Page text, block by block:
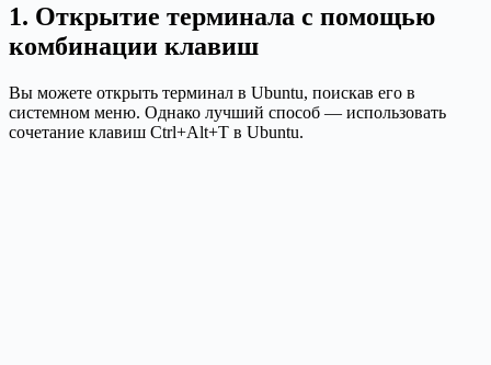
1. Открытие терминала с помощью
комбинации клавиш
Вы можете открыть терминал в Ubuntu, поискав его в
системном меню. Однако лучший способ — использовать
сочетание клавиш Ctrl+Alt+T в Ubuntu.